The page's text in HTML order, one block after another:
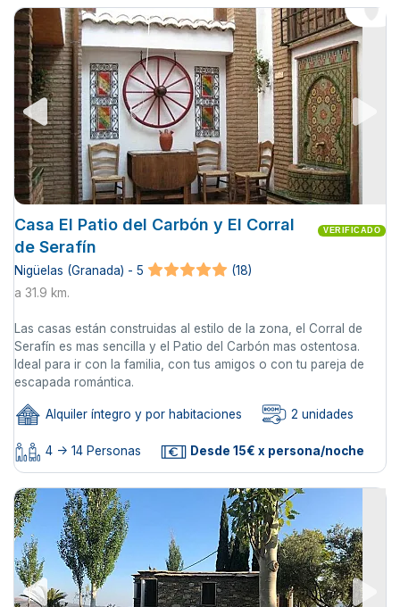
Casa El Patio del Carbón y El Corral
de Serafín
VERIFICADO
Nigüelas (Granada) - 5
(18)
a 31.9 km.
Las casas están construidas al estilo de la zona, el Corral de
Serafín es mas sencilla y el Patio del Carbón mas ostentosa.
Ideal para ir con la familia, con tus amigos o con tu pareja de
escapada romántica.
Alquiler íntegro y por habitaciones 2 unidades
4 -> 14 Personas Desde 15€ x persona/noche